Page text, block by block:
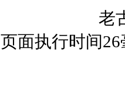
老
页面执行时间